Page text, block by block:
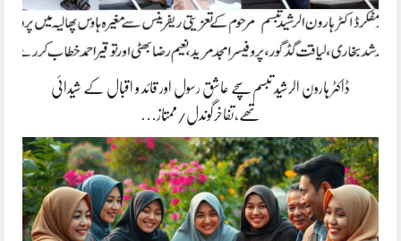
ڈاکٹر ہارون الرشید تبسم سچے عاشق رسول اور قائد و اقبال کے شیدائی
تھے،تفاخرگوندل/ممتاز…